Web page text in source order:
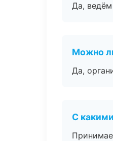
Да,
Можно
Да,
С